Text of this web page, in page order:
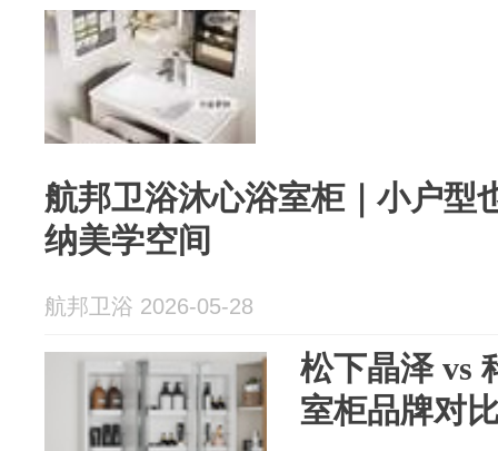
航邦卫浴沐心浴室柜｜小户型
纳美学空间
航邦卫浴 2026-05-28
松下晶泽 vs
室柜品牌对